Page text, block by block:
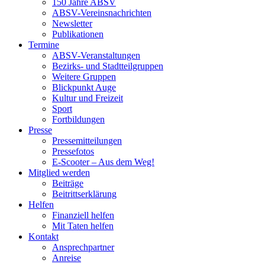
150 Jahre ABSV
ABSV-Vereinsnachrichten
Newsletter
Publikationen
Termine
ABSV-Veranstaltungen
Bezirks- und Stadtteilgruppen
Weitere Gruppen
Blickpunkt Auge
Kultur und Freizeit
Sport
Fortbildungen
Presse
Pressemitteilungen
Pressefotos
E-Scooter – Aus dem Weg!
Mitglied werden
Beiträge
Beitrittserklärung
Helfen
Finanziell helfen
Mit Taten helfen
Kontakt
Ansprechpartner
Anreise